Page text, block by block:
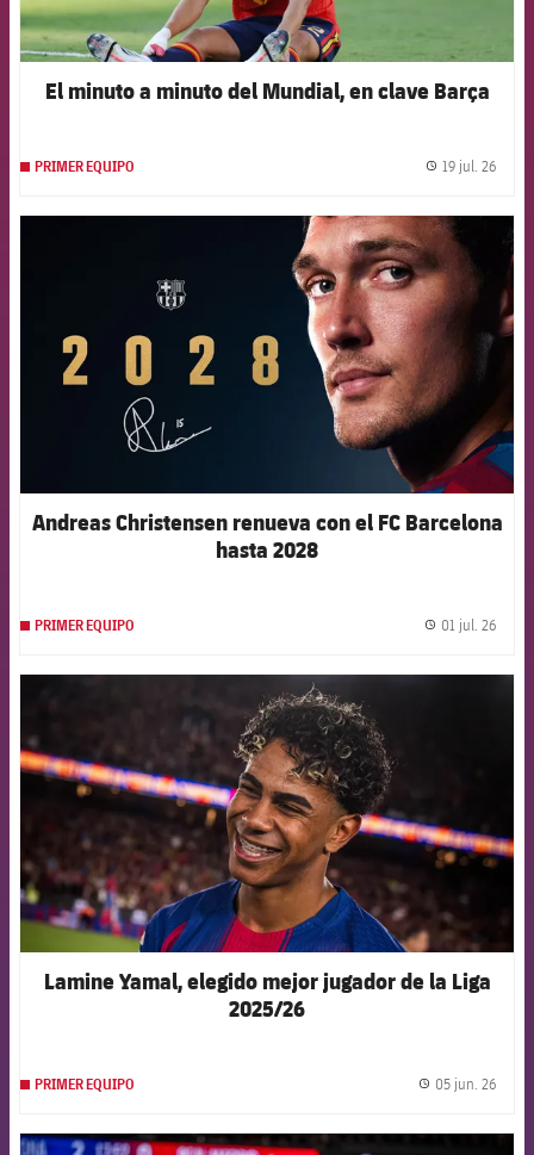
El minuto a minuto del Mundial, en clave Barça
PRIMER EQUIPO 19 jul. 26
FCB Barcelona badge
Andreas Christensen renueva con el FC Barcelona
hasta 2028
PRIMER EQUIPO 01 jul. 26
FCB Barcelona badge
Lamine Yamal, elegido mejor jugador de la Liga
2025/26
PRIMER EQUIPO 05 jun. 26
FCB Barcelona badge